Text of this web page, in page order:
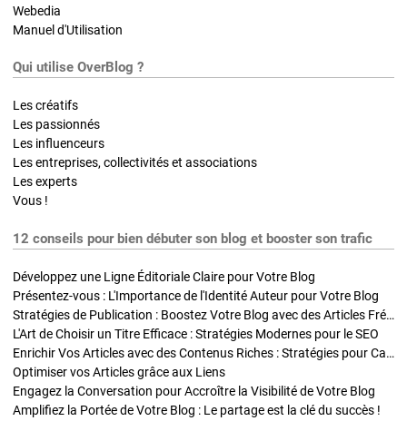
Webedia
Manuel d'Utilisation
Qui utilise OverBlog ?
Les créatifs
Les passionnés
Les influenceurs
Les entreprises, collectivités et associations
Les experts
Vous !
12 conseils pour bien débuter son blog et booster son trafic
Développez une Ligne Éditoriale Claire pour Votre Blog
Présentez-vous : L'Importance de l'Identité Auteur pour Votre Blog
Stratégies de Publication : Boostez Votre Blog avec des Articles Fréquents et Exclusifs
L'Art de Choisir un Titre Efficace : Stratégies Modernes pour le SEO
Enrichir Vos Articles avec des Contenus Riches : Stratégies pour Captiver et Optimiser
Optimiser vos Articles grâce aux Liens
Engagez la Conversation pour Accroître la Visibilité de Votre Blog
Amplifiez la Portée de Votre Blog : Le partage est la clé du succès !